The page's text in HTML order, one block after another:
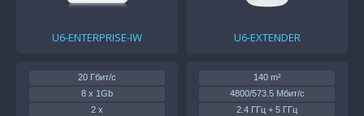
U6-ENTERPRISE-IW U6-EXTENDER
20 Гбит/с
8 x 1Gb
2 x
140 m²
4800/573.5 Мбит/с
2.4 ГГц + 5 ГГц